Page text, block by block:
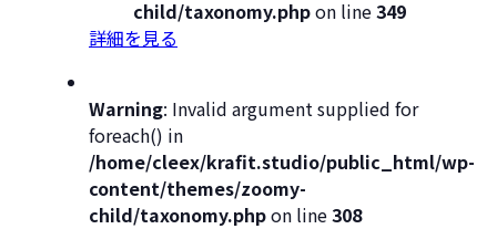
child/taxonomy.phpon line349
詳細を見る
Warning: Invalid argument supplied for
foreach() in
/home/cleex/krafit.studio/public_html/wp-
content/themes/zoomy-
child/taxonomy.phpon line308